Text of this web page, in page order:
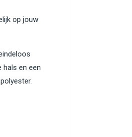
op jouw
hals en een